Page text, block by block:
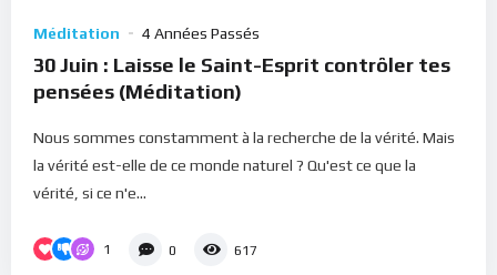
Méditation 4 Années Passés
30 Juin : Laisse le Saint-Esprit contrôler tes
pensées (Méditation)
Nous sommes constamment à la recherche de la vérité. Mais
la vérité est-elle de ce monde naturel ? Qu'est ce que la
vérité, si ce n'e...
1 0 617